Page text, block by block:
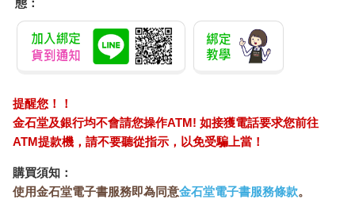
提醒您！！
金石堂及銀行均不會請您操作ATM! 如接獲電話要求您前往
ATM提款機，請不要聽從指示，以免受騙上當！
購買須知：
使用金石堂電子書服務即為同意金石堂電子書服務條款。